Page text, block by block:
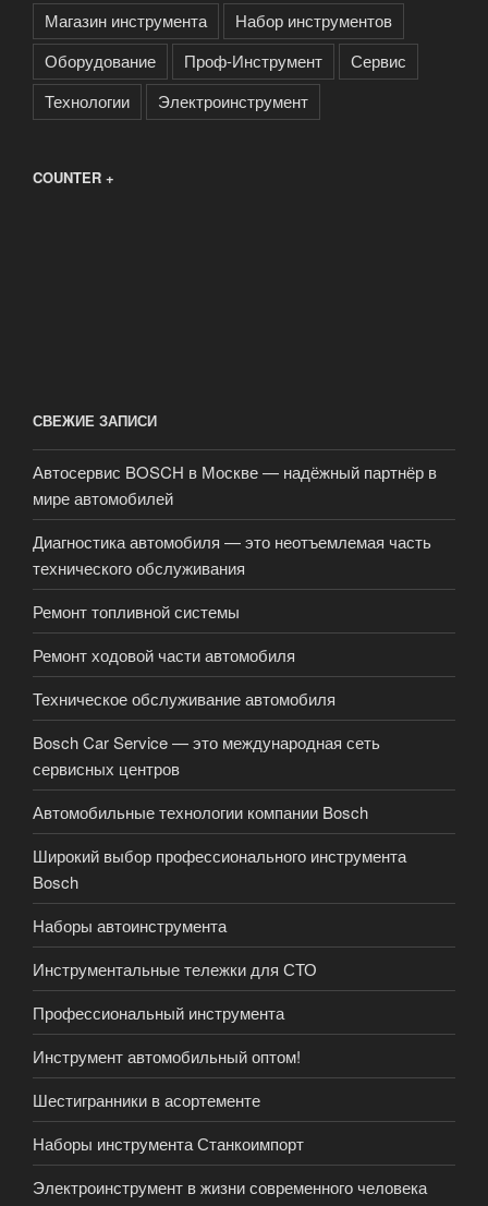
Магазин инструмента
Набор инструментов
Оборудование
Проф-Инструмент
Сервис
Технологии
Электроинструмент
COUNTER +
СВЕЖИЕ ЗАПИСИ
Автосервис BOSCH в Москве — надёжный партнёр в
мире автомобилей
Диагностика автомобиля — это неотъемлемая часть
технического обслуживания
Ремонт топливной системы
Ремонт ходовой части автомобиля
Техническое обслуживание автомобиля
Bosch Car Service — это международная сеть
сервисных центров
Автомобильные технологии компании Bosch
Широкий выбор профессионального инструмента
Bosch
Наборы автоинструмента
Инструментальные тележки для СТО
Профессиональный инструмента
Инструмент автомобильный оптом!
Шестигранники в асортементе
Наборы инструмента Станкоимпорт
Электроинструмент в жизни современного человека